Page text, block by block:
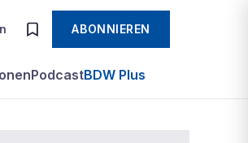
ABONNIEREN
PodcastBDW Plus